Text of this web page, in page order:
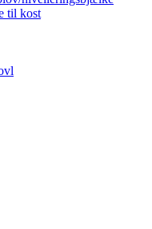
til kost